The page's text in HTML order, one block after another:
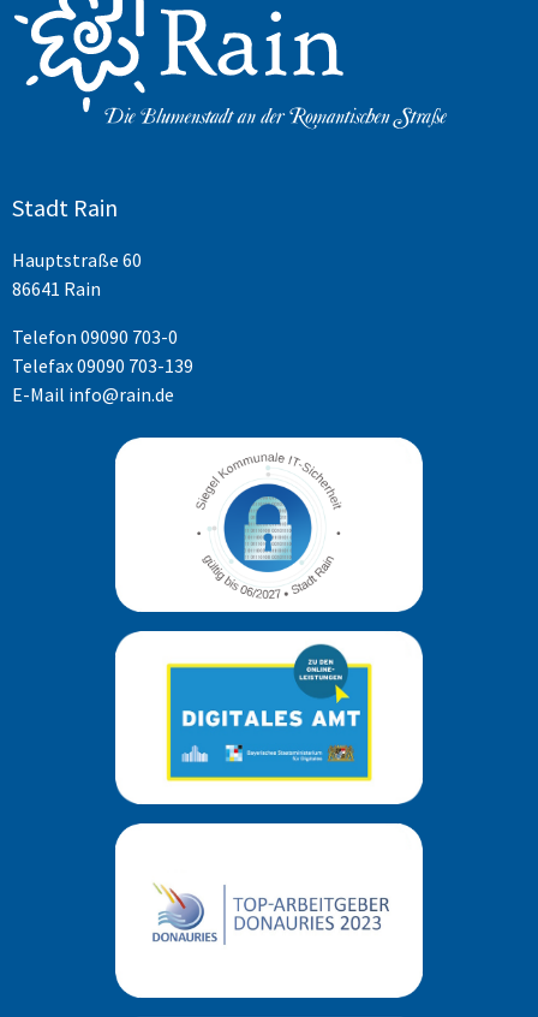
Stadt Rain
Hauptstraße 60
86641 Rain
Telefon 09090 703-0
Telefax 09090 703-139
E-Mail info@rain.de